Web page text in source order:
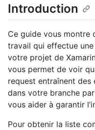
Introduction
Ce guide vous montre
travail qui effectue
votre projet de
vous permet de voir
request entraînent
dans votre branche
vous aider à garantir
Pour obtenir la liste